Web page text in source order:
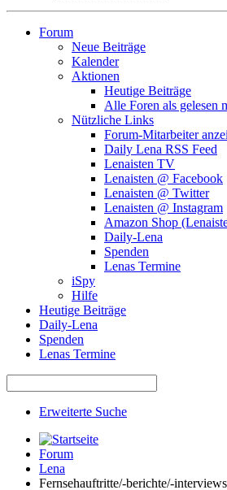
Forum
Neue Beiträge
Kalender
Aktionen
Heutige Beiträge
Alle Foren als gelesen
Nützliche Links
Forum-Mitarbeiter
Daily Lena RSS Feed
Lenaisten TV
Lenaisten @ Facebook
Lenaisten @ Twitter
Lenaisten @ Instagram
Amazon Shop
Daily-Lena
Spenden
Lenas Termine
iSpy
Hilfe
Heutige Beiträge
Daily-Lena
Spenden
Lenas Termine
Erweiterte Suche
Forum
Lena
Fernsehauftritte/-berichte/-interviews